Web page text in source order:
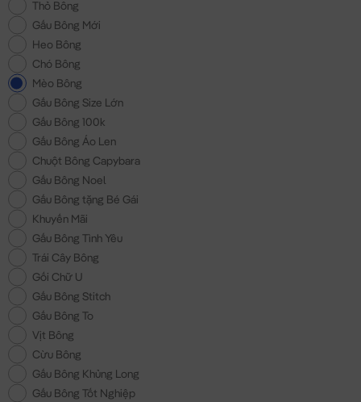
Thỏ Bông
Gấu Bông Mới
Heo Bông
Chó Bông
Mèo Bông
Gấu Bông Size Lớn
Gấu Bông 100k
Gấu Bông Áo Len
Chuột Bông Capybara
Gấu Bông Noel
Gấu Bông tặng Bé Gái
Khuyến Mãi
Gấu Bông Tình Yêu
Trái Cây Bông
Gối Chữ U
Gấu Bông Stitch
Gấu Bông To
Vịt Bông
Cừu Bông
Gấu Bông Khủng Long
Gấu Bông Tốt Nghiệp